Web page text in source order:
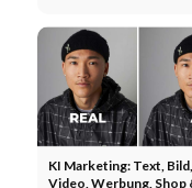
KI Marketing: Text, Bild,
Video, Werbung, Shop